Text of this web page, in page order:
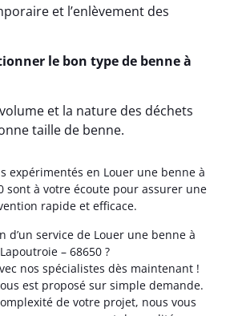
et l’enlèvement des
le bon type de benne à
et la nature des déchets
taille de benne.
expérimentés en Louer une benne à
sont à votre écoute pour assurer une
rapide et efficace.
d’un service de Louer une benne à
Lapoutroie – 68650 ?
nos spécialistes dès maintenant !
est proposé sur simple demande.
de votre projet, nous vous